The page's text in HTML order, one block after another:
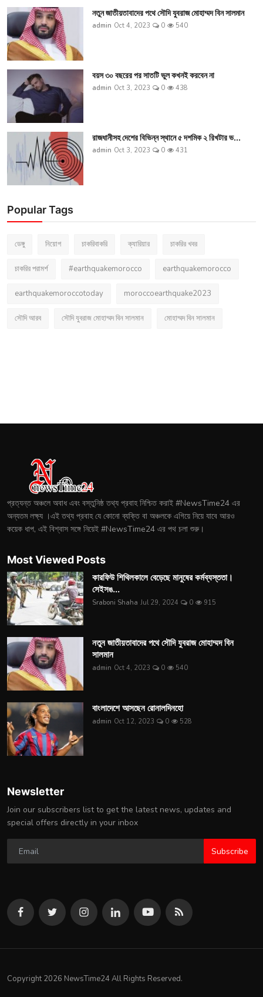
নতুন জাতীয়তাবাদের পথে সৌদি যুবরাজ মোহাম্মদ বিন সালমান
admin Oct 4, 2023 0 540
বয়স ৩০ বছরের পর সাতটি ভুল কখনই করবেন না
admin Oct 3, 2023 0 438
রাজধানীসহ দেশের বিভিন্ন স্থানে ৫ দশমিক ২ রিখটার ভ...
admin Oct 3, 2023 0 431
Popular Tags
ডেঙ্গু নিয়োগ চাকরিবাকরি ক্যারিয়ার চাকরির খবর
চাকরির পরামর্শ #earthquakemorocco earthquakemorocco
earthquakemoroccotoday moroccoearthquake2023
সৌদি আরব সৌদি যুবরাজ মোহাম্মদ বিন সালমান মোহাম্মদ বিন সালমান
প্রত্যন্ত অঞ্চলে অবাধ এবং বস্তুনিষ্ঠ তথ্য প্রবাহ নিশ্চিত করাই #NewsTime24 এর
অন্যতম লক্ষ্য ।এই তথ্য প্রবাহ যে কোনো ব্যক্তি বা অঞ্চলকে এগিয়ে নিয়ে যাবে আরও
কয়েক ধাপ, এই বিশ্বাস সঙ্গে নিয়েই #NewsTime24 এর পথ চলা শুরু।
Most Viewed Posts
কারফিউ শিথিলকালে বেড়েছে মানুষের কর্মব্যস্ততা।
সেইসঙ...
Sraboni Shaha Jul 29, 2024 0 915
নতুন জাতীয়তাবাদের পথে সৌদি যুবরাজ মোহাম্মদ বিন
সালমান
admin Oct 4, 2023 0 540
বাংলাদেশে আসছেন রোনালদিনহো
admin Oct 12, 2023 0 528
Newsletter
Join our subscribers list to get the latest news, updates and
special offers directly in your inbox
Subscribe
Copyright 2026 NewsTime24 All Rights Reserved.